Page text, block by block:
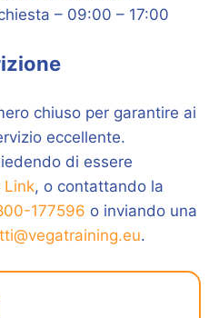
– 09:00 – 17:00
chiuso per garantire ai
eccellente.
di essere
Link, o contattando la
177596 o inviando una
.